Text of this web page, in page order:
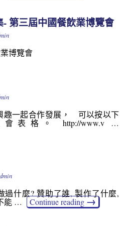
第三屆中國餐飲業博覽會
博覽會
趣一起合作發展， 可以按以下
表格。 http://www.v …
過什麼? 贊助了誰, 製作了什麼,
能 …
Continue reading →